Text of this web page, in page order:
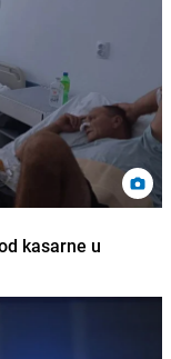
kasarne u